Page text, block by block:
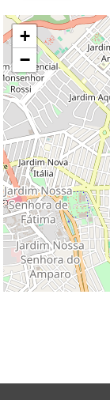
+
−